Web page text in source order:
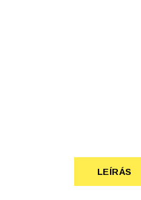
LEÍRÁS